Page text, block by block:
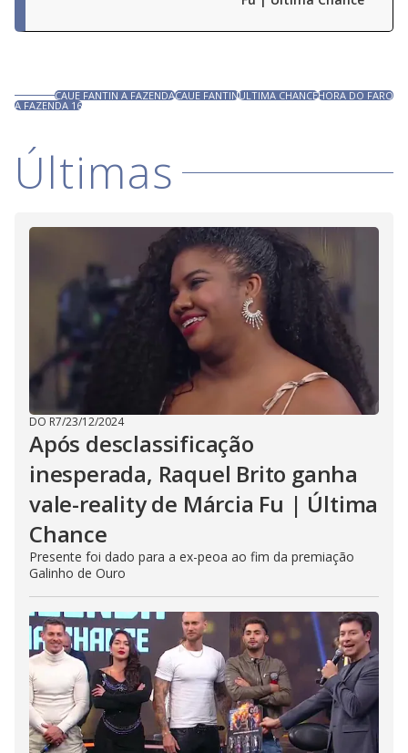
CAUE FANTIN A FAZENDACAUE FANTINULTIMA CHANCEHORA DO FARO
A FAZENDA 16
Últimas
DO R7/23/12/2024
Após desclassificação
inesperada, Raquel Brito ganha
vale-reality de Márcia Fu | Última
Chance
Presente foi dado para a ex-peoa ao fim da premiação
Galinho de Ouro